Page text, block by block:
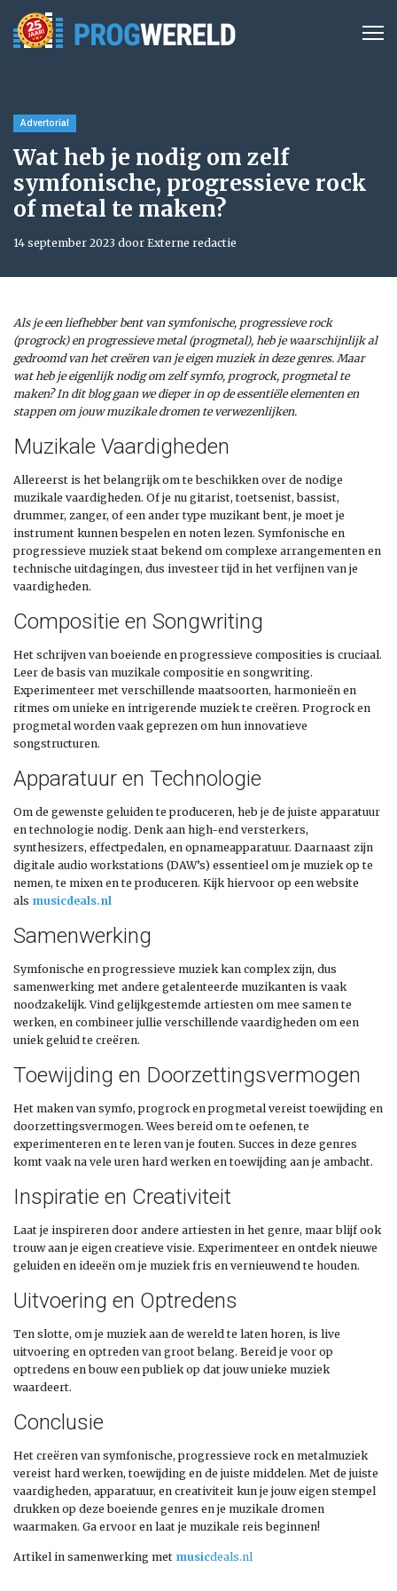
Advertorial
Wat heb je nodig om zelf
symfonische, progressieve rock
of metal te maken?
14 september 2023 door Externe redactie
Als je een liefhebber bent van symfonische, progressieve rock
(progrock) en progressieve metal (progmetal), heb je waarschijnlijk al
gedroomd van het creëren van je eigen muziek in deze genres. Maar
wat heb je eigenlijk nodig om zelf symfo, progrock, progmetal te
maken? In dit blog gaan we dieper in op de essentiële elementen en
stappen om jouw muzikale dromen te verwezenlijken.
Muzikale Vaardigheden
Allereerst is het belangrijk om te beschikken over de nodige
muzikale vaardigheden. Of je nu gitarist, toetsenist, bassist,
drummer, zanger, of een ander type muzikant bent, je moet je
instrument kunnen bespelen en noten lezen. Symfonische en
progressieve muziek staat bekend om complexe arrangementen en
technische uitdagingen, dus investeer tijd in het verfijnen van je
vaardigheden.
Compositie en Songwriting
Het schrijven van boeiende en progressieve composities is cruciaal.
Leer de basis van muzikale compositie en songwriting.
Experimenteer met verschillende maatsoorten, harmonieën en
ritmes om unieke en intrigerende muziek te creëren. Progrock en
progmetal worden vaak geprezen om hun innovatieve
songstructuren.
Apparatuur en Technologie
Om de gewenste geluiden te produceren, heb je de juiste apparatuur
en technologie nodig. Denk aan high-end versterkers,
synthesizers, effectpedalen, en opnameapparatuur. Daarnaast zijn
digitale audio workstations (DAW’s) essentieel om je muziek op te
nemen, te mixen en te produceren. Kijk hiervoor op een website
als musicdeals.nl
Samenwerking
Symfonische en progressieve muziek kan complex zijn, dus
samenwerking met andere getalenteerde muzikanten is vaak
noodzakelijk. Vind gelijkgestemde artiesten om mee samen te
werken, en combineer jullie verschillende vaardigheden om een
uniek geluid te creëren.
Toewijding en Doorzettingsvermogen
Het maken van symfo, progrock en progmetal vereist toewijding en
doorzettingsvermogen. Wees bereid om te oefenen, te
experimenteren en te leren van je fouten. Succes in deze genres
komt vaak na vele uren hard werken en toewijding aan je ambacht.
Inspiratie en Creativiteit
Laat je inspireren door andere artiesten in het genre, maar blijf ook
trouw aan je eigen creatieve visie. Experimenteer en ontdek nieuwe
geluiden en ideeën om je muziek fris en vernieuwend te houden.
Uitvoering en Optredens
Ten slotte, om je muziek aan de wereld te laten horen, is live
uitvoering en optreden van groot belang. Bereid je voor op
optredens en bouw een publiek op dat jouw unieke muziek
waardeert.
Conclusie
Het creëren van symfonische, progressieve rock en metalmuziek
vereist hard werken, toewijding en de juiste middelen. Met de juiste
vaardigheden, apparatuur, en creativiteit kun je jouw eigen stempel
drukken op deze boeiende genres en je muzikale dromen
waarmaken. Ga ervoor en laat je muzikale reis beginnen!
Artikel in samenwerking met musicdeals.nl